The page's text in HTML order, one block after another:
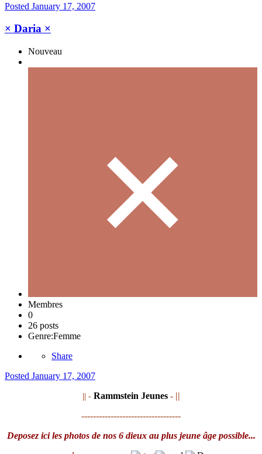
Posted January 17, 2007
× Daria ×
Nouveau
Membres
0
26 posts
Genre:Femme
Share
Posted January 17, 2007
|| -Rammstein Jeunes - ||
----------------------------------
Deposez ici les photos de nos 6 dieux au plus jeune âge possible...